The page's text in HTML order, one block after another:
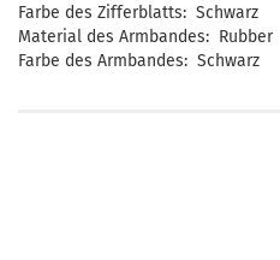
Farbe des Zifferblatts: Schwarz
Material des Armbandes: Rubber
Farbe des Armbandes: Schwarz